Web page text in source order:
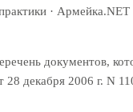
· Армейка.NET
документов,
декабря 2006 г. N